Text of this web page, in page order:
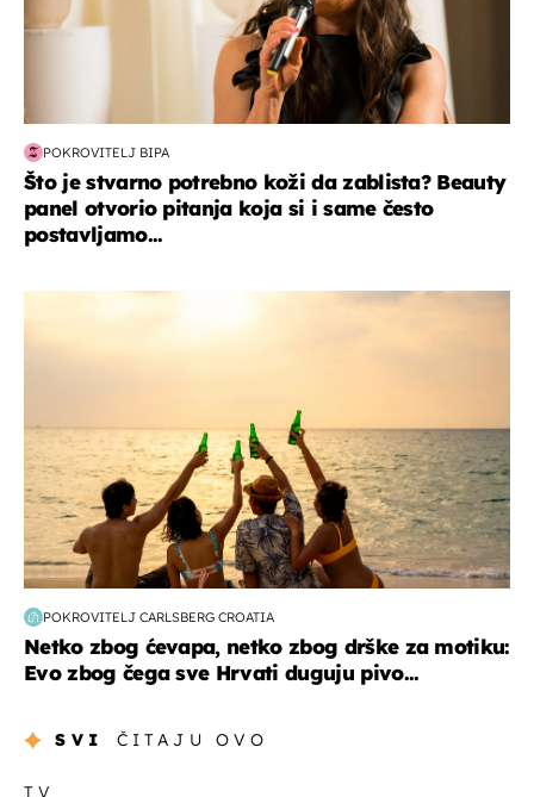
POKROVITELJ BIPA
Što je stvarno potrebno koži da zablista? Beauty
panel otvorio pitanja koja si i same često
postavljamo...
POKROVITELJ CARLSBERG CROATIA
Netko zbog ćevapa, netko zbog drške za motiku:
Evo zbog čega sve Hrvati duguju pivo...
SVI ČITAJU OVO
TV